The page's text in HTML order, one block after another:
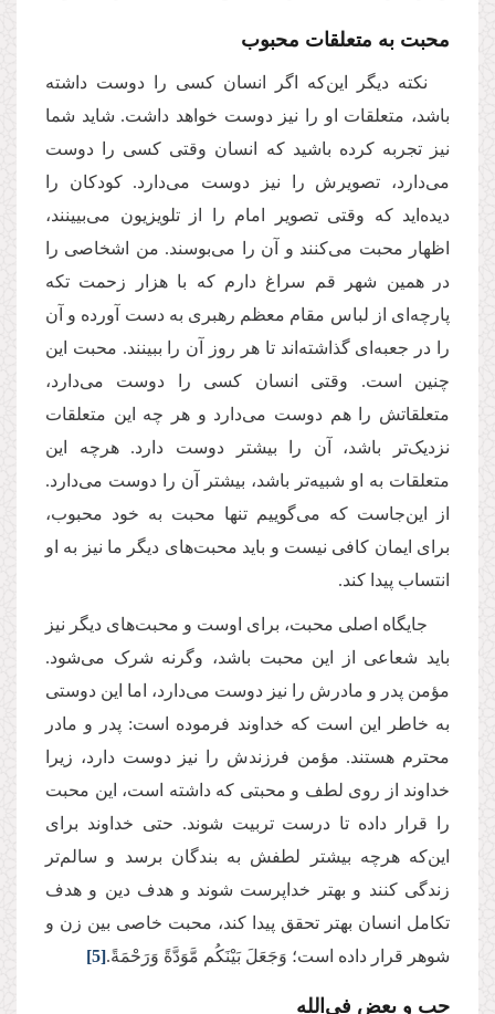
محبت به متعلقات محبوب
نکته دیگر این‌که اگر انسان کسی را دوست داشته
باشد، متعلقات او را نیز دوست خواهد داشت. شاید شما
نیز تجربه کرده باشید که انسان وقتی کسی را دوست
می‌دارد، تصویرش را نیز دوست می‌دارد. کودکان را
دیده‌اید که وقتی تصویر امام را از تلویزیون می‌بیینند،
اظهار محبت می‌کنند و آن را می‌بوسند. من اشخاصی را
در همین شهر قم سراغ دارم که با هزار زحمت تکه‌
پارچه‌ای از لباس مقام معظم رهبری به دست آورده‌ و آن
را در جعبه‌ای گذاشته‌اند تا هر روز آن را ببینند. محبت این
چنین است. وقتی انسان کسی را دوست می‌دارد،
متعلقاتش را هم دوست می‌دارد و هر چه این متعلقات
نزدیک‌تر باشد، آن را بیشتر دوست دارد. هرچه این
متعلقات به او شبیه‌تر باشد، بیشتر آن‌ را دوست می‌دارد.
از این‌جاست که می‌گوییم تنها محبت به خود محبوب،
برای ایمان کافی نیست و باید محبت‌های دیگر ما نیز به او
انتساب پیدا کند.
جایگاه اصلی محبت، برای اوست و محبت‌های دیگر نیز
باید شعاعی از این محبت باشد، وگرنه شرک می‌شود.
مؤمن پدر و مادرش را نیز دوست می‌دارد، اما این دوستی
به خاطر این است که خداوند فرموده است: پدر و مادر
محترم هستند. مؤمن فرزندش را نیز دوست دارد، زیرا
خداوند از روی لطف و محبتی که داشته است، این محبت
را قرار داده تا درست تربیت شوند. حتی خداوند برای
این‌که هرچه بیشتر لطفش به بندگان برسد و سالم‌تر
زندگی کنند و بهتر خداپرست شوند و هدف دین و هدف
تکامل انسان بهتر تحقق پیدا کند، محبت خاصی بین زن و
شوهر قرار داده است؛ وَجَعَلَ بَیْنَكُم مَّوَدَّةً وَرَحْمَةً.[5]
حب و بعض فی‌الله